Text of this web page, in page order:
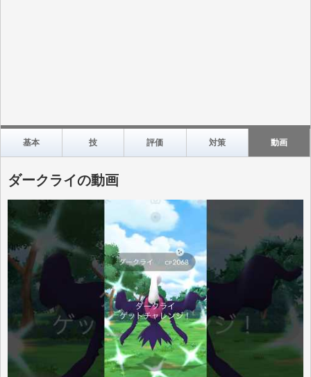
基本 技 評価 対策 動画
ダークライの動画